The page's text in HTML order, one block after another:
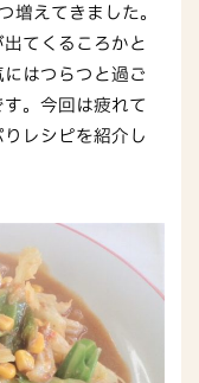
えてきました。
てくるころかと
はつらつと過ご
。今回は疲れて
レシピを紹介し